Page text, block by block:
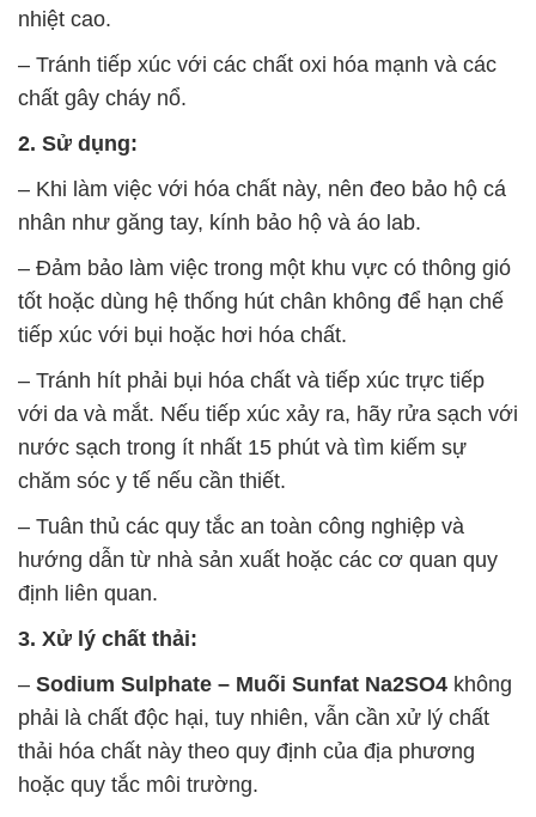
nhiệt cao.
– Tránh tiếp xúc với các chất oxi hóa mạnh và các
chất gây cháy nổ.
2. Sử dụng:
– Khi làm việc với hóa chất này, nên đeo bảo hộ cá
nhân như găng tay, kính bảo hộ và áo lab.
– Đảm bảo làm việc trong một khu vực có thông gió
tốt hoặc dùng hệ thống hút chân không để hạn chế
tiếp xúc với bụi hoặc hơi hóa chất.
– Tránh hít phải bụi hóa chất và tiếp xúc trực tiếp
với da và mắt. Nếu tiếp xúc xảy ra, hãy rửa sạch với
nước sạch trong ít nhất 15 phút và tìm kiếm sự
chăm sóc y tế nếu cần thiết.
– Tuân thủ các quy tắc an toàn công nghiệp và
hướng dẫn từ nhà sản xuất hoặc các cơ quan quy
định liên quan.
3. Xử lý chất thải:
– Sodium Sulphate – Muối Sunfat Na2SO4 không
phải là chất độc hại, tuy nhiên, vẫn cần xử lý chất
thải hóa chất này theo quy định của địa phương
hoặc quy tắc môi trường.